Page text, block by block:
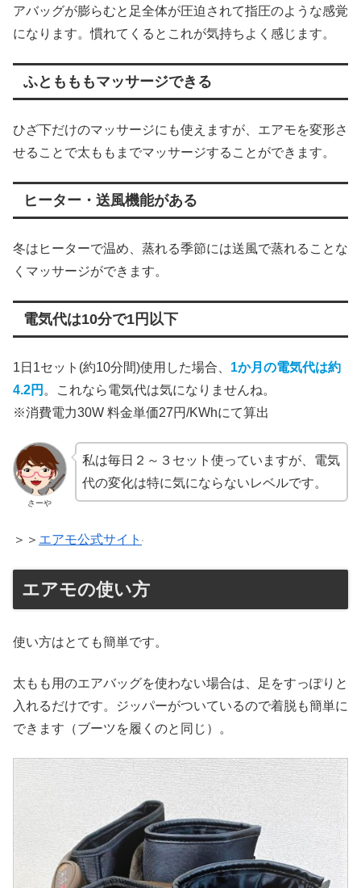
アバッグが膨らむと足全体が圧迫されて指圧のような感覚
になります。慣れてくるとこれが気持ちよく感じます。
ふともももマッサージできる
ひざ下だけのマッサージにも使えますが、エアモを変形さ
せることで太ももまでマッサージすることができます。
ヒーター・送風機能がある
冬はヒーターで温め、蒸れる季節には送風で蒸れることな
くマッサージができます。
電気代は10分で1円以下
1日1セット(約10分間)使用した場合、 1か月の電気代は約
4.2円 。これなら電気代は気になりませんね。
※消費電力30W 料金単価27円/KWhにて算出
さーや
私は毎日２～３セット使っていますが、電気
代の変化は特に気にならないレベルです。
＞＞ エアモ公式サイト
エアモの使い方
使い方はとても簡単です。
太もも用のエアバッグを使わない場合は、足をすっぽりと
入れるだけです。ジッパーがついているので着脱も簡単に
できます（ブーツを履くのと同じ）。